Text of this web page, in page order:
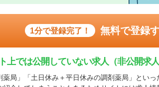
1分で登録完了！ 無料で登録
上では公開していない求人（非公開求人
薬局」「土日休み＋平日休みの調剤薬局」とい